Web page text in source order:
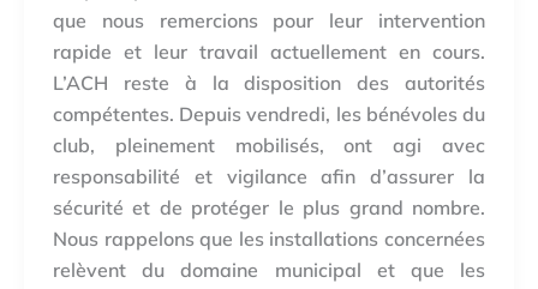
que nous remercions pour leur intervention
rapide et leur travail actuellement en cours.
L’ACH reste à la disposition des autorités
compétentes. Depuis vendredi, les bénévoles du
club, pleinement mobilisés, ont agi avec
responsabilité et vigilance afin d’assurer la
sécurité et de protéger le plus grand nombre.
Nous rappelons que les installations concernées
relèvent du domaine municipal et que les